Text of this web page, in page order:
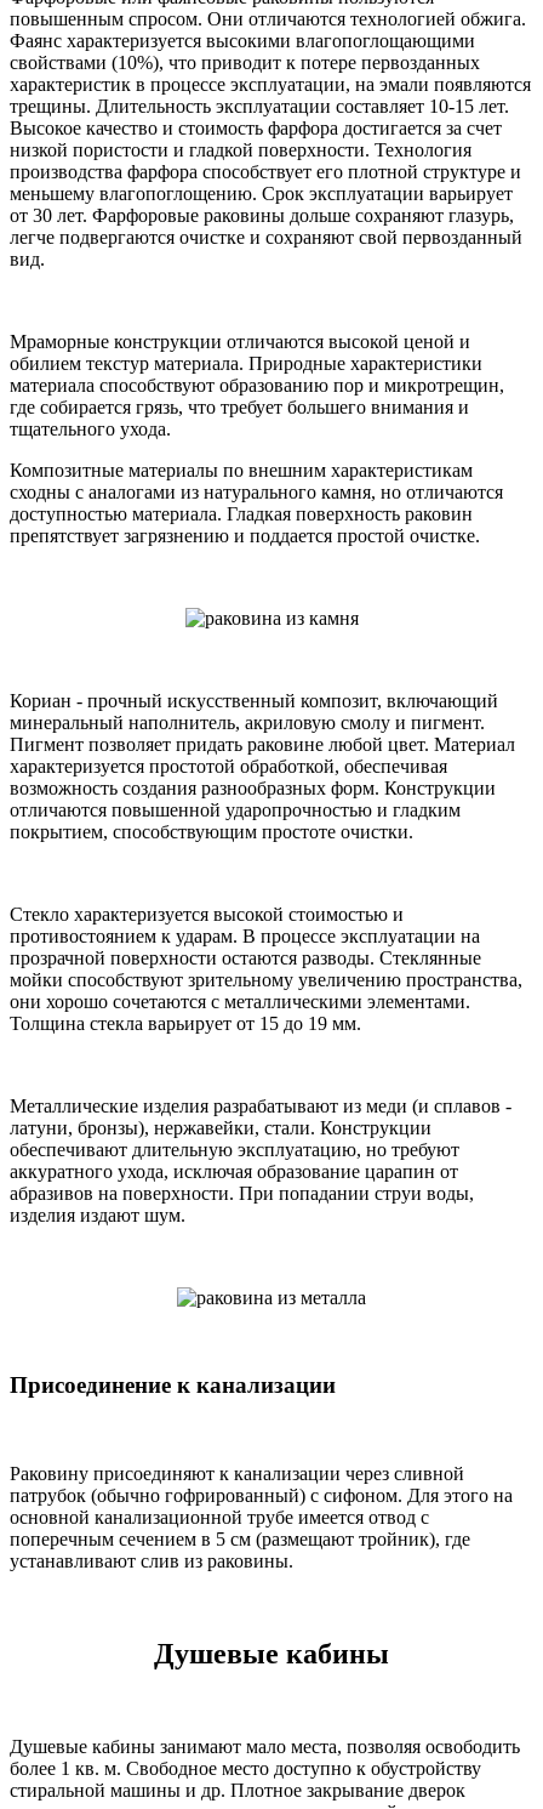
повышенным спросом. Они отличаются технологией обжига.
Фаянс характеризуется высокими влагопоглощающими
свойствами (10%), что приводит к потере первозданных
характеристик в процессе эксплуатации, на эмали появляются
трещины. Длительность эксплуатации составляет 10-15 лет.
Высокое качество и стоимость фарфора достигается за счет
низкой пористости и гладкой поверхности. Технология
производства фарфора способствует его плотной структуре и
меньшему влагопоглощению. Срок эксплуатации варьирует
от 30 лет. Фарфоровые раковины дольше сохраняют глазурь,
легче подвергаются очистке и сохраняют свой первозданный
вид.
Мраморные конструкции отличаются высокой ценой и
обилием текстур материала. Природные характеристики
материала способствуют образованию пор и микротрещин,
где собирается грязь, что требует большего внимания и
тщательного ухода.
Композитные материалы по внешним характеристикам
сходны с аналогами из натурального камня, но отличаются
доступностью материала. Гладкая поверхность раковин
препятствует загрязнению и поддается простой очистке.
Кориан - прочный искусственный композит, включающий
минеральный наполнитель, акриловую смолу и пигмент.
Пигмент позволяет придать раковине любой цвет. Материал
характеризуется простотой обработкой, обеспечивая
возможность создания разнообразных форм. Конструкции
отличаются повышенной ударопрочностью и гладким
покрытием, способствующим простоте очистки.
Стекло характеризуется высокой стоимостью и
противостоянием к ударам. В процессе эксплуатации на
прозрачной поверхности остаются разводы. Стеклянные
мойки способствуют зрительному увеличению пространства,
они хорошо сочетаются с металлическими элементами.
Толщина стекла варьирует от 15 до 19 мм.
Металлические изделия разрабатывают из меди (и сплавов -
латуни, бронзы), нержавейки, стали. Конструкции
обеспечивают длительную эксплуатацию, но требуют
аккуратного ухода, исключая образование царапин от
абразивов на поверхности. При попадании струи воды,
изделия издают шум.
Присоединение к канализации
Раковину присоединяют к канализации через сливной
патрубок (обычно гофрированный) с сифоном. Для этого на
основной канализационной трубе имеется отвод с
поперечным сечением в 5 см (размещают тройник), где
устанавливают слив из раковины.
Душевые кабины
Душевые кабины занимают мало места, позволяя освободить
более 1 кв. м. Свободное место доступно к обустройству
стиральной машины и др. Плотное закрывание дверок